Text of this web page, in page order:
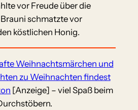
vor Freude über die
schmatzte vor
köstlichen Honig.
Weihnachtsmärchen und
zu Weihnachten findest
[Anzeige] – viel Spaß beim